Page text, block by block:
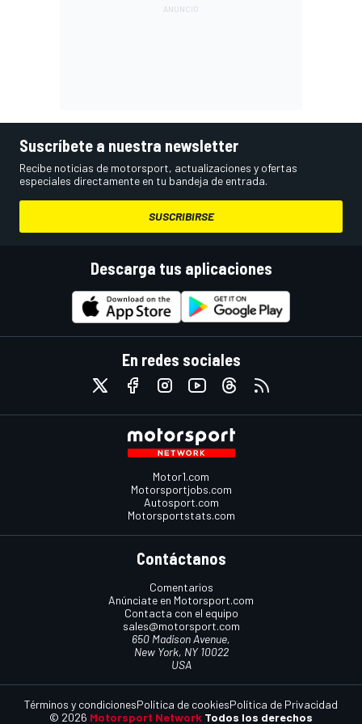
Suscríbete a nuestra newsletter
Recibe noticias de motorsport, actualizaciones y ofertas
especiales directamente en tu bandeja de entrada.
SUSCRIBIRSE
Descarga tus aplicaciones
En redes sociales
Motor1.com
Motorsportjobs.com
Autosport.com
Motorsportstats.com
Contáctanos
Comentarios
Anúnciate en Motorsport.com
Contacta con el equipo
sales@motorsport.com
650 Madison Avenue,
New York, NY 10022
USA
© 2026 Motorsport Network Todos los derechos
Términos y condicionesPolítica de cookiesPolítica de Privacidad